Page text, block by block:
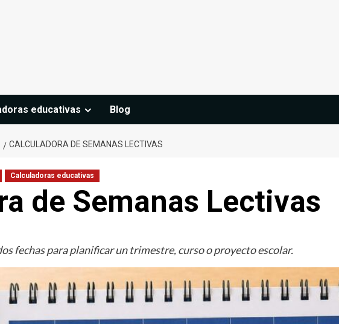
educativas Blog
CALCULADORA DE SEMANAS LECTIVAS
Calculadoras educativas
de Semanas Lectivas
fechas para planificar un trimestre, curso o proyecto escolar.